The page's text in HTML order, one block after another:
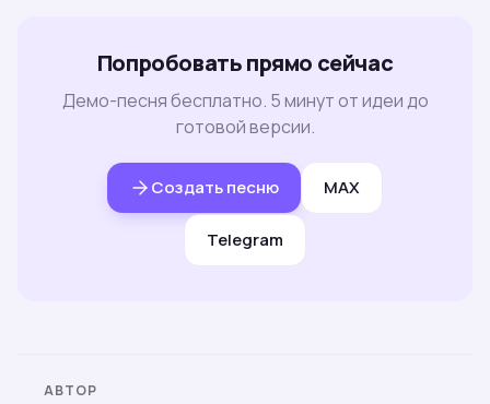
Попробовать прямо сейчас
Демо-песня бесплатно. 5 минут от идеи до
готовой версии.
Создать песню MAX
Telegram
АВТОР